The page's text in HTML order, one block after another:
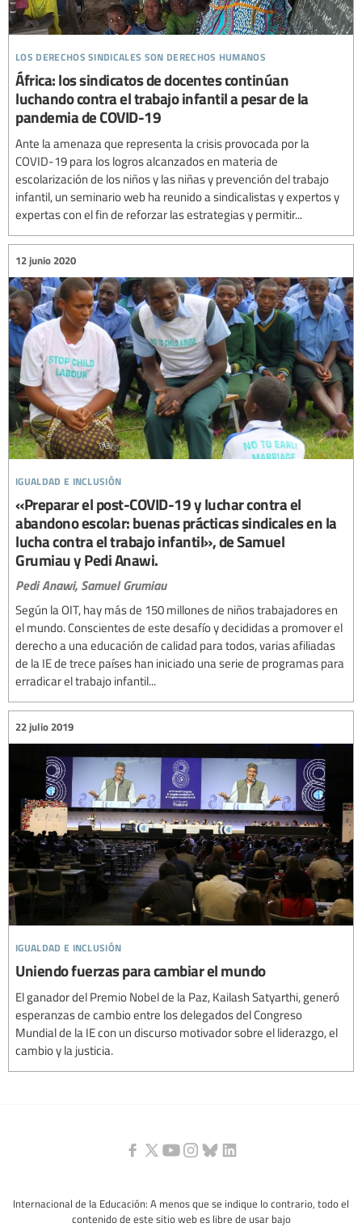
los derechos sindicales son derechos humanos
África: los sindicatos de docentes continúan
luchando contra el trabajo infantil a pesar de la
pandemia de COVID-19
Ante la amenaza que representa la crisis provocada por la
COVID-19 para los logros alcanzados en materia de
escolarización de los niños y las niñas y prevención del trabajo
infantil, un seminario web ha reunido a sindicalistas y expertos y
expertas con el fin de reforzar las estrategias y permitir...
igualdad e inclusión
12 junio 2020
«Preparar el post-COVID-19 y luchar contra el
abandono escolar: buenas prácticas sindicales en la
lucha contra el trabajo infantil», de Samuel
Grumiau y Pedi Anawi.
Pedi Anawi, Samuel Grumiau
Según la OIT, hay más de 150 millones de niños trabajadores en
el mundo. Conscientes de este desafío y decididas a promover el
derecho a una educación de calidad para todos, varias afiliadas
de la IE de trece países han iniciado una serie de programas para
erradicar el trabajo infantil...
igualdad e inclusión
22 julio 2019
Uniendo fuerzas para cambiar el mundo
El ganador del Premio Nobel de la Paz, Kailash Satyarthi, generó
esperanzas de cambio entre los delegados del Congreso
Mundial de la IE con un discurso motivador sobre el liderazgo, el
cambio y la justicia.
Internacional de la Educación: A menos que se indique lo contrario, todo el
contenido de este sitio web es libre de usar bajo